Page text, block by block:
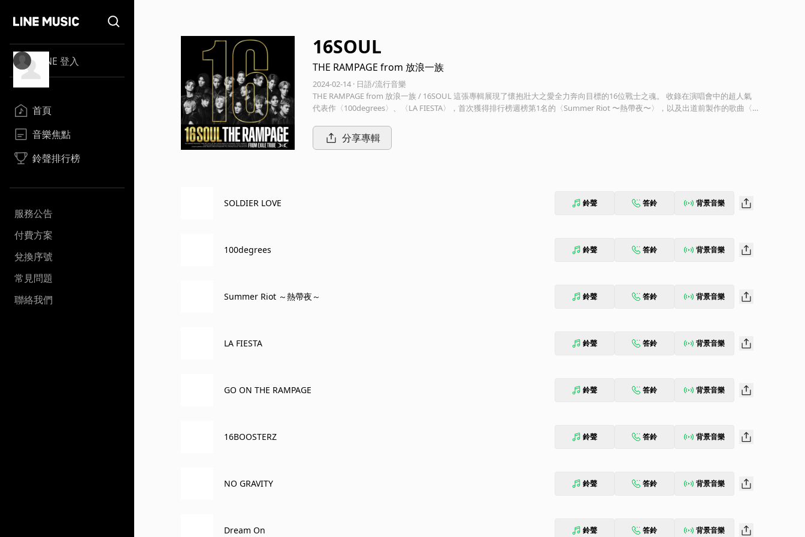
LINE 登入
首頁
音樂焦點
鈴聲排行榜
服務公告
付費方案
兌換序號
常見問題
聯絡我們
16SOUL
THE RAMPAGE from 放浪一族
2024-02-14 · 日語/流行音樂
THE RAMPAGE from 放浪一族 / 16SOUL 這張專輯展現了懷抱壯大之愛全力奔向目標的16位戰士之魂。 收錄在演唱會中的超人氣
代表作〈100degrees〉、〈LA FIESTA〉，首次獲得排行榜週榜第1名的〈Summer Riot 〜熱帶夜〜〉，以及出道前製作的歌曲〈G
分享專輯
SOLDIER LOVE 鈴聲 答鈴 背景音樂
100degrees 鈴聲 答鈴 背景音樂
Summer Riot ～熱帶夜～ 鈴聲 答鈴 背景音樂
LA FIESTA 鈴聲 答鈴 背景音樂
GO ON THE RAMPAGE 鈴聲 答鈴 背景音樂
16BOOSTERZ 鈴聲 答鈴 背景音樂
NO GRAVITY 鈴聲 答鈴 背景音樂
Dream On 鈴聲 答鈴 背景音樂